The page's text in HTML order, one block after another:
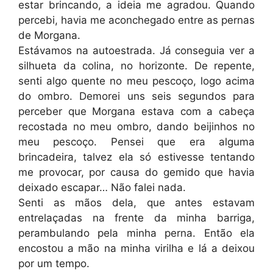
estar brincando, a ideia me agradou. Quando
percebi, havia me aconchegado entre as pernas
de Morgana.
Estávamos na autoestrada. Já conseguia ver a
silhueta da colina, no horizonte. De repente,
senti algo quente no meu pescoço, logo acima
do ombro. Demorei uns seis segundos para
perceber que Morgana estava com a cabeça
recostada no meu ombro, dando beijinhos no
meu pescoço. Pensei que era alguma
brincadeira, talvez ela só estivesse tentando
me provocar, por causa do gemido que havia
deixado escapar… Não falei nada.
Senti as mãos dela, que antes estavam
entrelaçadas na frente da minha barriga,
perambulando pela minha perna. Então ela
encostou a mão na minha virilha e lá a deixou
por um tempo.